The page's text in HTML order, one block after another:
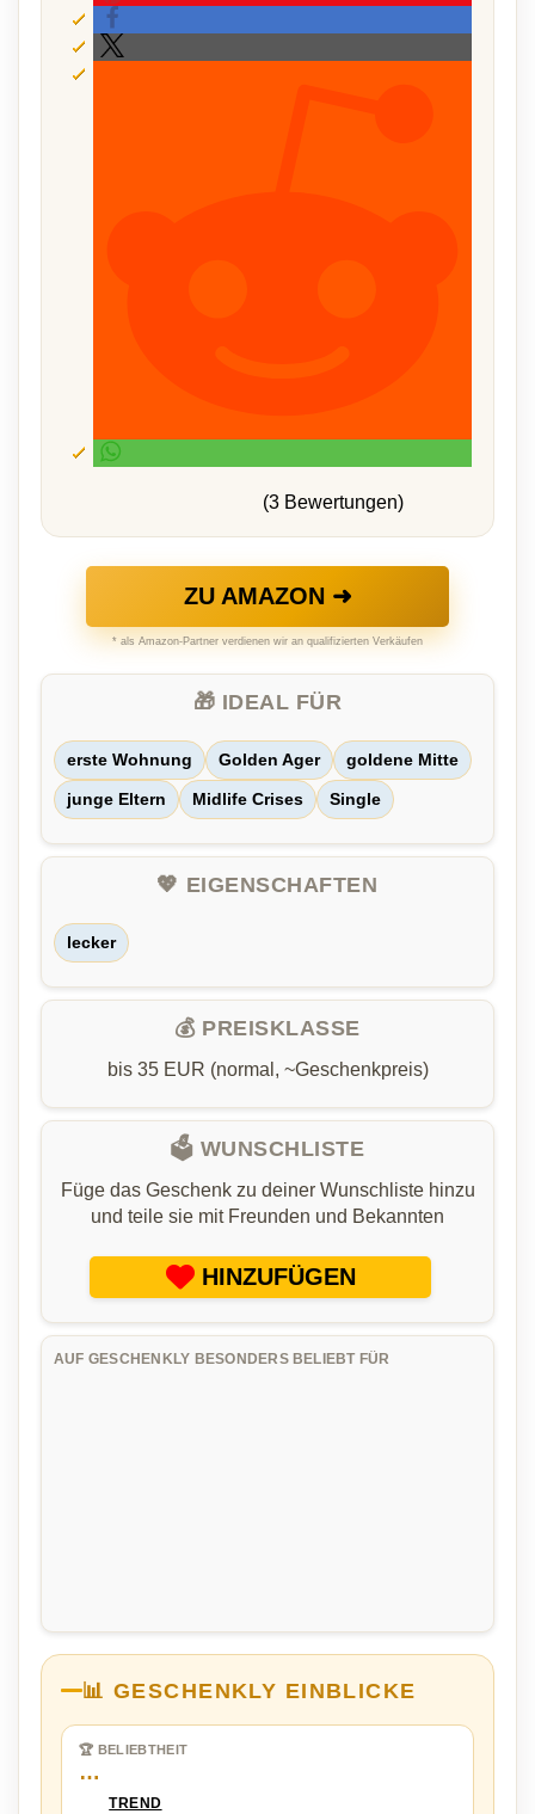
(3 Bewertungen)
ZU AMAZON ➜
* als Amazon-Partner verdienen wir an qualifizierten Verkäufen
🎁 IDEAL FÜR
erste Wohnung Golden Ager goldene Mitte
junge Eltern Midlife Crises Single
💖 EIGENSCHAFTEN
lecker
💰 PREISKLASSE
bis 35 EUR (normal, ~Geschenkpreis)
🗳️ WUNSCHLISTE
Füge das Geschenk zu deiner Wunschliste hinzu
und teile sie mit Freunden und Bekannten
HINZUFÜGEN
AUF GESCHENKLY BESONDERS BELIEBT FÜR
📊 GESCHENKLY EINBLICKE
🏆 BELIEBTHEIT
…
TREND